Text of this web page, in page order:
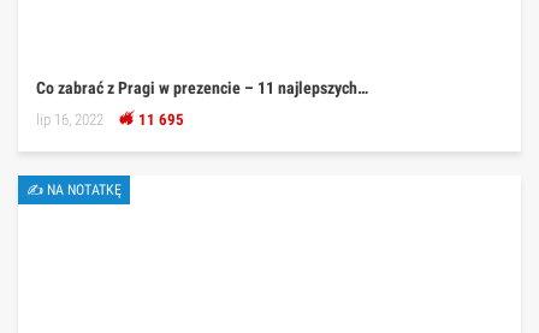
Co zabrać z Pragi w prezencie – 11 najlepszych…
lip 16, 2022 11 695
✍ NA NOTATKĘ